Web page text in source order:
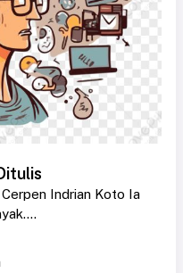
Indrian Koto Ia